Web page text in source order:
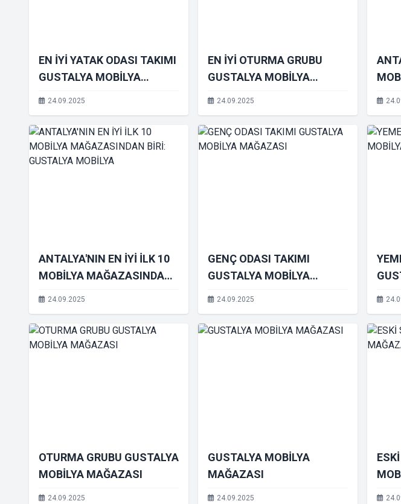
EN İYİ YATAK ODASI TAKIMI
GUSTALYA MOBİLYA
ANTALYA
24.09.2025
EN İYİ OTURMA GRUBU
GUSTALYA MOBİLYA
MAĞAZASI
24.09.2025
ANTALYA'NIN EN İYİ İLK 10
MOBİLYA MAĞAZASINDAN
BİRİ: GUSTALYA MOBİLYA
24.09.2025
GENÇ ODASI TAKIMI
GUSTALYA MOBİLYA
MAĞAZASI
24.09.2025
OTURMA GRUBU GUSTALYA
MOBİLYA MAĞAZASI
24.09.2025
GUSTALYA MOBİLYA
MAĞAZASI
24.09.2025